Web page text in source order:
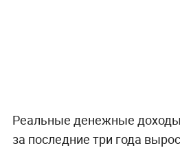
Реальные денежные
за последние три года